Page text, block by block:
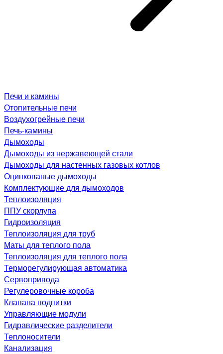
Печи и камины
Отопительные печи
Воздухогрейные печи
Печь-камины
Дымоходы
Дымоходы из нержавеющей стали
Дымоходы для настенных газовых котлов
Оцинкованые дымоходы
Комплектующие для дымоходов
Теплоизоляция
ППУ скорлупа
Гидроизоляция
Теплоизоляция для труб
Маты для теплого пола
Теплоизоляция для теплого пола
Терморегулирующая автоматика
Сервопривода
Регулеровочные короба
Клапана подпитки
Управляющие модули
Гидравлические разделители
Теплоносители
Канализация